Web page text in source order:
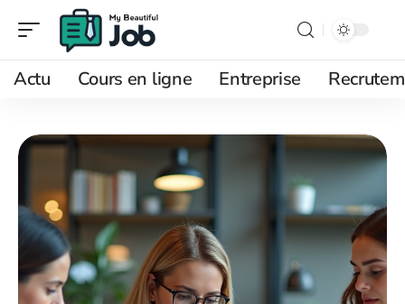
Actu Cours en ligne Entreprise